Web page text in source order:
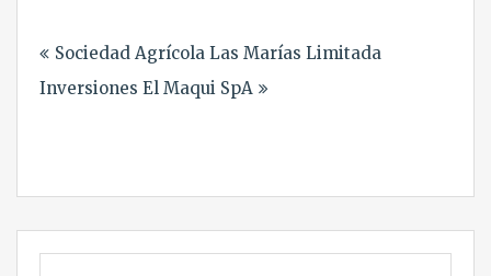
de
entradas
Sociedad Agrícola Las Marías Limitada
Inversiones El Maqui SpA